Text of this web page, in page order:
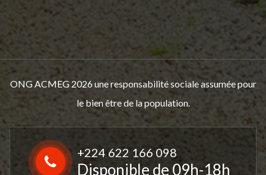
ONG ACMEG 2026 une responsabilité sociale assumée pour
le bien être de la population.
+224 622 166 098
Disponible de 09h-18h